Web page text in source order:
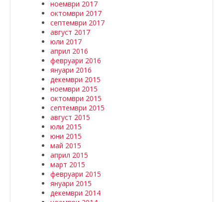
ноември 2017
октомври 2017
септември 2017
август 2017
юли 2017
април 2016
февруари 2016
януари 2016
декември 2015
ноември 2015
октомври 2015
септември 2015
август 2015
юли 2015
юни 2015
май 2015
април 2015
март 2015
февруари 2015
януари 2015
декември 2014